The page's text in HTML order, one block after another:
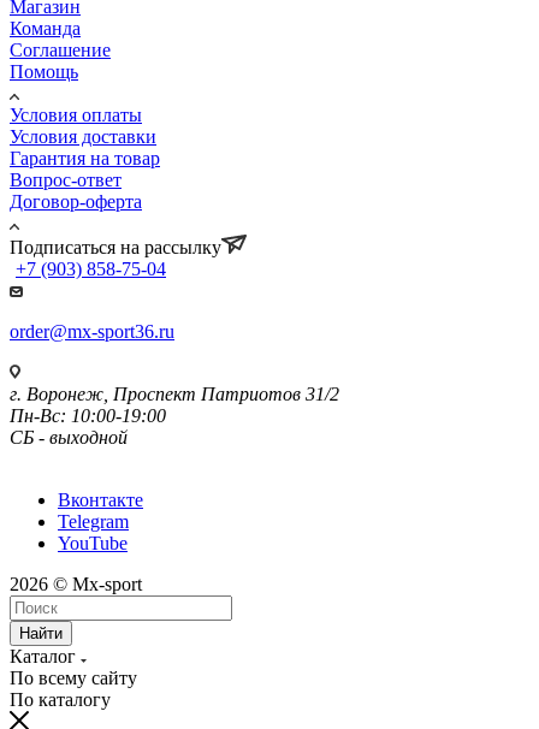
Магазин
Команда
Соглашение
Помощь
Условия оплаты
Условия доставки
Гарантия на товар
Вопрос-ответ
Договор-оферта
Подписаться на рассылку
+7 (903) 858-75-04
order@mx-sport36.ru
г. Воронеж, Проспект Патриотов 31/2
Пн-Вс: 10:00-19:00
СБ - выходной
Вконтакте
Telegram
YouTube
2026 © Mx-sport
Найти
Каталог
По всему сайту
По каталогу